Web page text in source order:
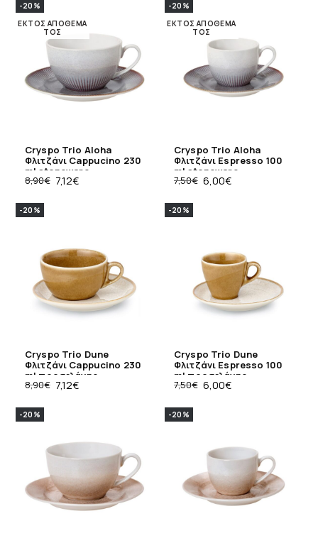
-20%
ΕΚΤΌΣ ΑΠΟΘΈΜΑ
ΤΟΣ
Cryspo Trio Aloha
Φλιτζάνι Cappucino 230
ml stoneware
8,90€ 7,12€
-20%
ΕΚΤΌΣ ΑΠΟΘΈΜΑ
ΤΟΣ
Cryspo Trio Aloha
Φλιτζάνι Espresso 100
ml stoneware
7,50€ 6,00€
-20%
Cryspo Trio Dune
Φλιτζάνι Cappucino 230
ml πορσελάνης
8,90€ 7,12€
-20%
Cryspo Trio Dune
Φλιτζάνι Espresso 100
ml πορσελάνης
7,50€ 6,00€
-20% -20%